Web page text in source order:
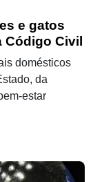
e gatos
Civil
domésticos
da
estar